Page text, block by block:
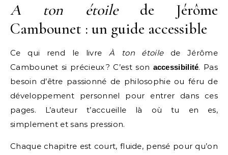
A ton étoilede Jérôme
Cambounet : un guide accessible
Ce qui rend le livreÀ ton étoilede Jérôme
Cambounet si précieux ? C’est son accessibilité. Pas
besoin d’être passionné de philosophie ou féru de
développement personnel pour entrer dans ces
pages. L’auteur t’accueille là où tu en es,
simplement et sans pression.
Chaque chapitre est court, fluide, pensé pour qu’on